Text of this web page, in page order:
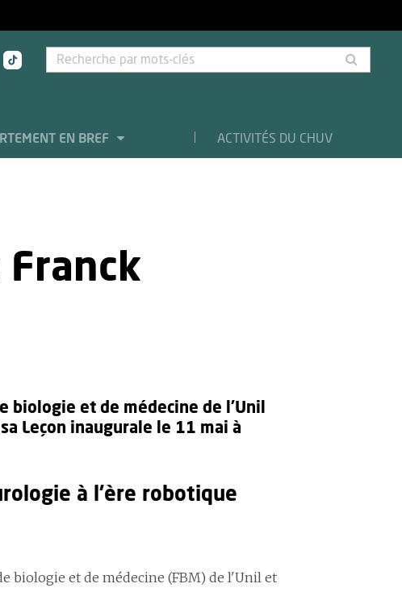
EN BREF ACTIVITÉS DU CHUV
biologie et de médecine de l'Unil
Leçon inaugurale le 11 mai à
à l’ère robotique
biologie et de médecine (FBM) de l'Unil et